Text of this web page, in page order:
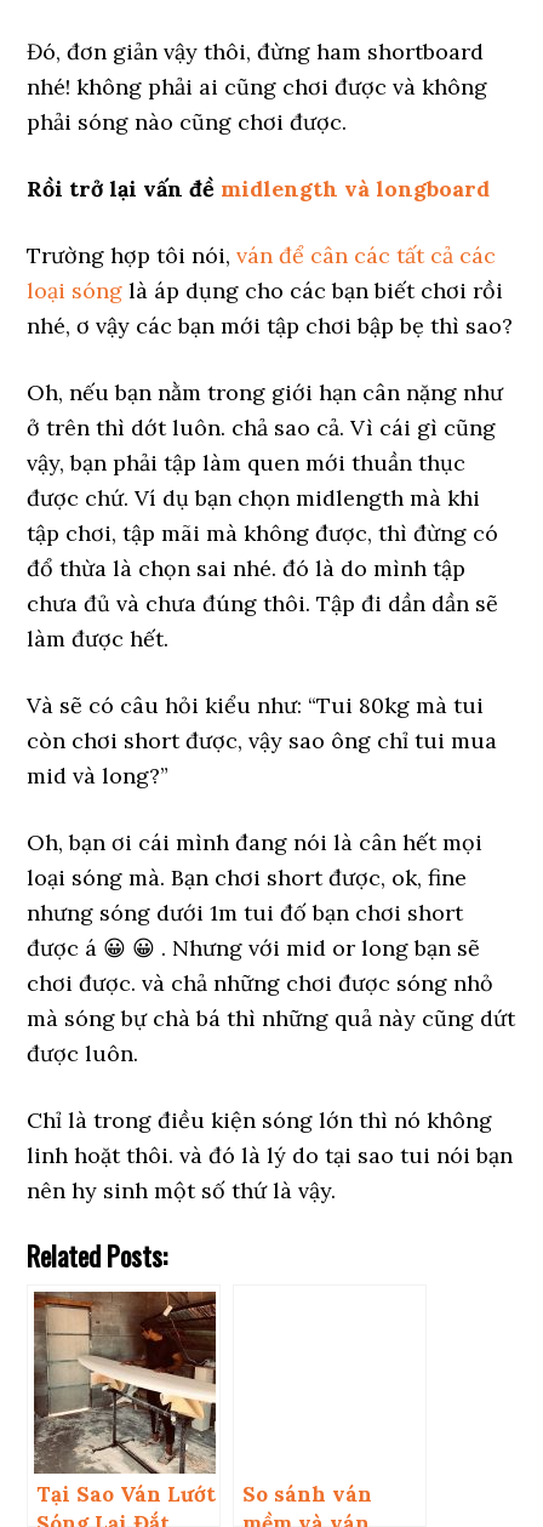
Đó, đơn giản vậy thôi, đừng ham shortboard
nhé! không phải ai cũng chơi được và không
phải sóng nào cũng chơi được.
Rồi trở lại vấn đề midlength và longboard
Trường hợp tôi nói,ván để cân các tất cả các
loại sóng là áp dụng cho các bạn biết chơi rồi
nhé, ơ vậy các bạn mới tập chơi bập bẹ thì sao?
Oh, nếu bạn nằm trong giới hạn cân nặng như
ở trên thì dớt luôn. chả sao cả. Vì cái gì cũng
vậy, bạn phải tập làm quen mới thuần thục
được chứ. Ví dụ bạn chọn midlength mà khi
tập chơi, tập mãi mà không được, thì đừng có
đổ thừa là chọn sai nhé. đó là do mình tập
chưa đủ và chưa đúng thôi. Tập đi dần dần sẽ
làm được hết.
Và sẽ có câu hỏi kiểu như: “Tui 80kg mà tui
còn chơi short được, vậy sao ông chỉ tui mua
mid và long?”
Oh, bạn ơi cái mình đang nói là cân hết mọi
loại sóng mà. Bạn chơi short được, ok, fine
nhưng sóng dưới 1m tui đố bạn chơi short
được á 😀 😀 . Nhưng với mid or long bạn sẽ
chơi được. và chả những chơi được sóng nhỏ
mà sóng bự chà bá thì những quả này cũng dứt
được luôn.
Chỉ là trong điều kiện sóng lớn thì nó không
linh hoặt thôi. và đó là lý do tại sao tui nói bạn
nên hy sinh một số thứ là vậy.
Related Posts:
Tại Sao Ván Lướt
So sánh ván